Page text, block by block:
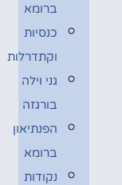
ברומא
כנסיות
וקתדרלות
גני וילה
בורגזה
הפנתיאון
ברומא
נקודות